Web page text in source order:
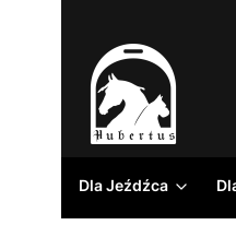
Dla Jeźdźca